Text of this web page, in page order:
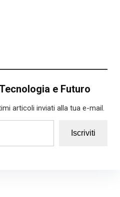
e Futuro
articoli inviati alla tua e-mail.
Iscriviti